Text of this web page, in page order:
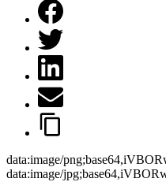
data:image/
data:image/